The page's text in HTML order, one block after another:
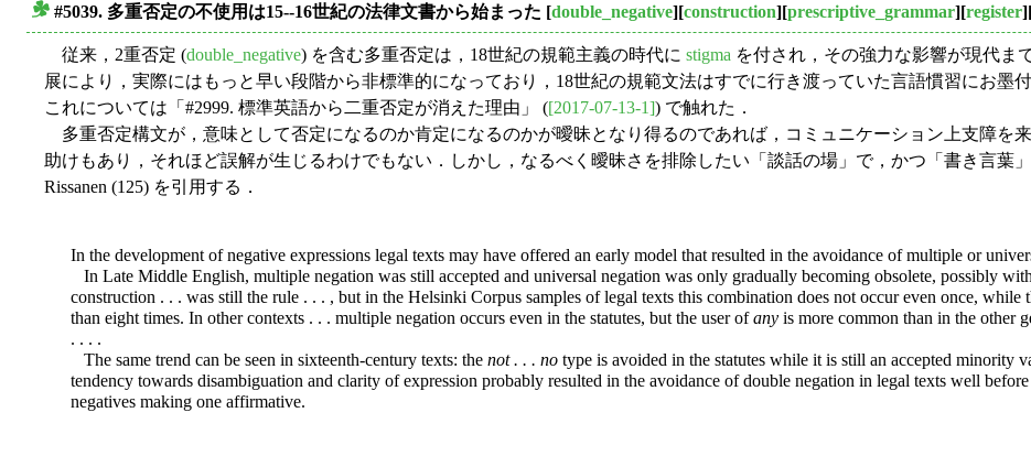
#5039. 多重否定の不使用は15--16世紀の法律文書から始まった [double_negative][construction][prescriptive_grammar][register
従来，2重否定 (double_negative) を含む多重否定は，18世紀の規範主義の時代に stigma を付され，その強力な影響が現代ま
展により，実際にはもっと早い段階から非標準的になっており，18世紀の規範文法はすでに行き渡っていた言語慣習にお墨
これについては「#2999. 標準英語から二重否定が消えた理由」 ([2017-07-13-1]) で触れた．
多重否定構文が，意味として否定になるのか肯定になるのかが曖昧となり得るのであれば，コミュニケーション上支障を
助けもあり，それほど誤解が生じるわけでもない．しかし，なるべく曖昧さを排除したい「談話の場」で，かつ「書き言葉
Rissanen (125) を引用する．
In the development of negative expressions legal texts may have offered an early model that resulted in the avoidance of multiple or
In Late Middle English, multiple negation was still accepted and universal negation was only gradually becoming obsolete, possibly
construction . . . was still the rule . . . , but in the Helsinki Corpus samples of legal texts this combination does not occur even once, while
than eight times. In other contexts . . . multiple negation occurs even in the statutes, but the user ofany is more common than in the other
. . . .
The same trend can be seen in sixteenth-century texts: the not . . . no type is avoided in the statutes while it is still an accepted minority
tendency towards disambiguation and clarity of expression probably resulted in the avoidance of double negation in legal texts well
negatives making one affirmative.